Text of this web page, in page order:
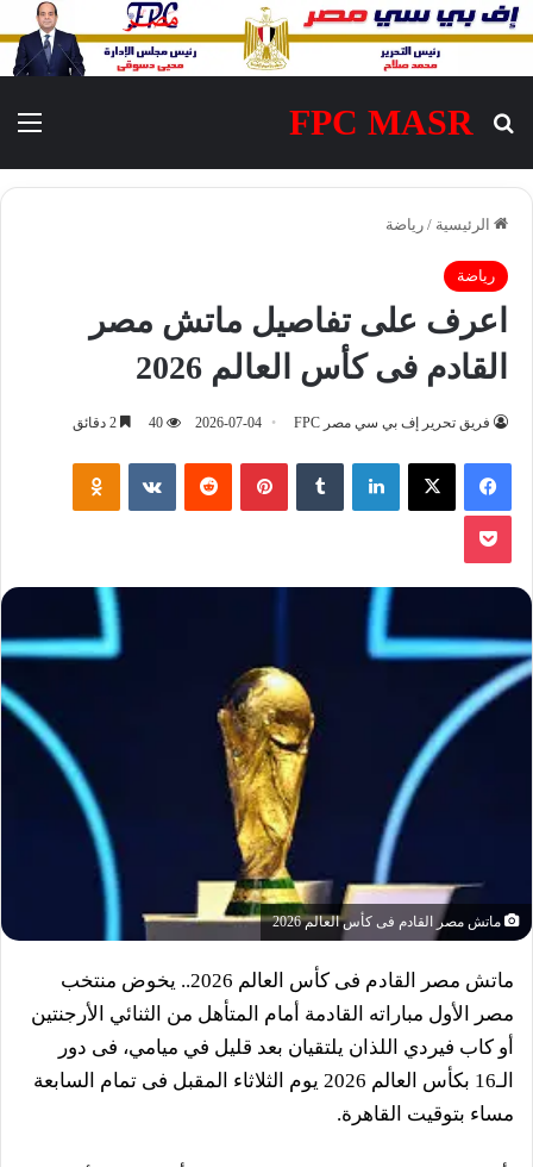
FPC MASR
بحث عن
الرئيسية / رياضة
رياضة
اعرف على تفاصيل ماتش مصر
القادم فى كأس العالم 2026
فريق تحرير إف بي سي مصر FPC 2026-07-04
40
فيسبوك ‫X لينكدإن بينتيريست
ماتش مصر القادم فى كأس العالم 2026
ماتش مصر القادم فى كأس العالم 2026.. يخوض منتخب
مصر الأول مباراته القادمة أمام المتأهل من الثنائي الأرجنتين
أو كاب فيردي اللذان يلتقيان بعد قليل في ميامي، فى دور
الـ16 بكأس العالم 2026 يوم الثلاثاء المقبل فى تمام السابعة
مساء بتوقيت القاهرة.